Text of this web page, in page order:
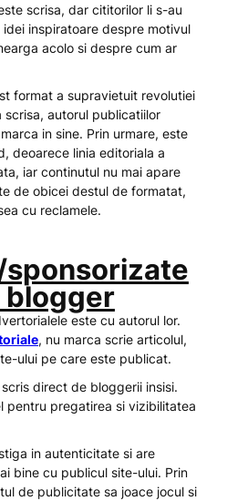
scrisa, dar cititorilor li s-au
inspiratoare despre motivul
acolo si despre cum ar
format a supravietuit revolutiei
scrisa, autorul publicatiilor
in sine. Prin urmare, este
deoarece linia editoriala a
iar continutul nu mai apare
de obicei destul de formatat,
cu reclamele.
blogger
este cu autorul lor.
, nu marca scrie articolul,
ului pe care este publicat.
direct de bloggerii insisi.
pentru pregatirea si vizibilitatea
in autenticitate si are
bine cu publicul site-ului. Prin
de publicitate sa joace jocul si